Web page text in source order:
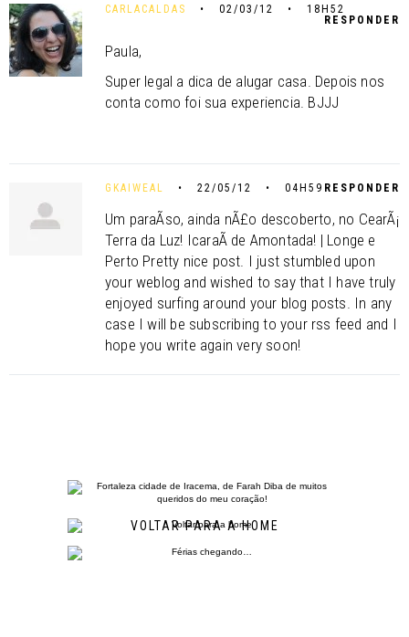
CARLACALDAS
• 02/03/12 • 18H52
RESPONDER
Paula,
Super legal a dica de alugar casa. Depois nos
conta como foi sua experiencia. BJJJ
GKAIWEAL • 22/05/12 • 04H59 RESPONDER
Um paraÃ­so, ainda nÃ£o descoberto, no CearÃ¡
Terra da Luz! IcaraÃ­ de Amontada! | Longe e
Perto Pretty nice post. I just stumbled upon
your weblog and wished to say that I have truly
enjoyed surfing around your blog posts. In any
case I will be subscribing to your rss feed and I
hope you write again very soon!
VOLTAR PARA A HOME